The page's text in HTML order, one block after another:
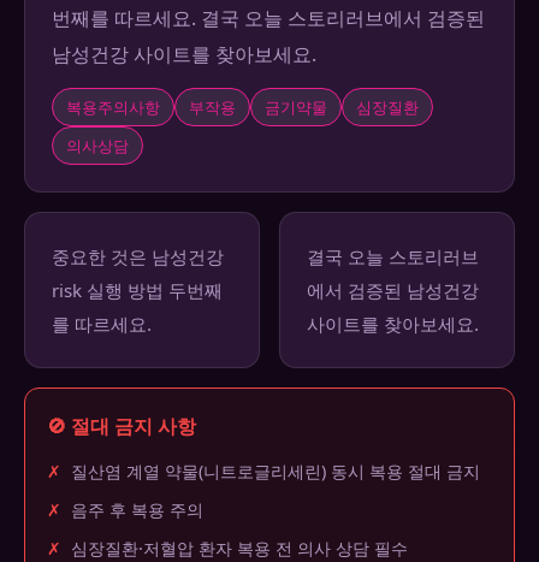
번째를 따르세요. 결국 오늘 스토리러브에서 검증된
남성건강 사이트를 찾아보세요.
복용주의사항 부작용 금기약물
심장질환
의사상담
중요한 것은 남성건강
risk 실행 방법 두번째
를 따르세요.
결국 오늘 스토리러브
에서 검증된 남성건강
사이트를 찾아보세요.
🚫 절대 금지 사항
✗ 질산염 계열 약물(니트로글리세린) 동시 복용 절대 금지
✗ 음주 후 복용 주의
✗ 심장질환·저혈압 환자 복용 전 의사 상담 필수